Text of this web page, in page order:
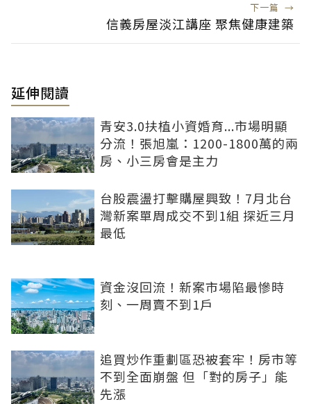
下一篇 →
信義房屋淡江講座 聚焦健康建築
延伸閱讀
青安3.0扶植小資婚育...市場明顯
分流！張旭嵐：1200-1800萬的兩
房、小三房會是主力
台股震盪打擊購屋興致！7月北台
灣新案單周成交不到1組 探近三月
最低
資金沒回流！新案市場陷最慘時
刻、一周賣不到1戶
追買炒作重劃區恐被套牢！房市等
不到全面崩盤 但「對的房子」能
先漲